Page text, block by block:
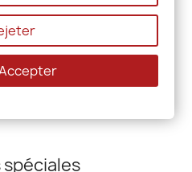
de 1 article(s)